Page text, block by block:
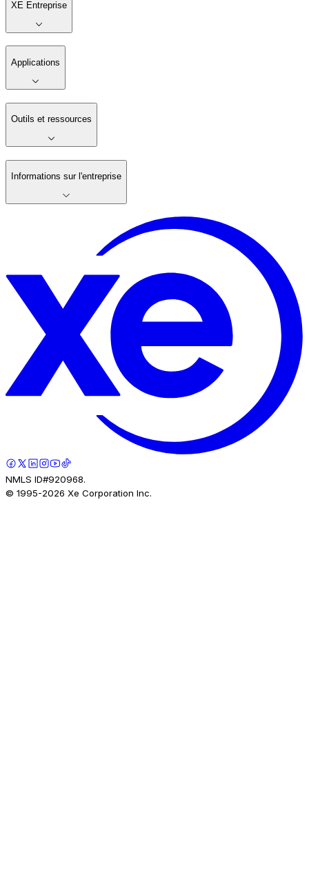
XE Entreprise
Applications
Outils et ressources
Informations sur l'entreprise
NMLS ID#920968.
© 1995-2026 Xe Corporation Inc.